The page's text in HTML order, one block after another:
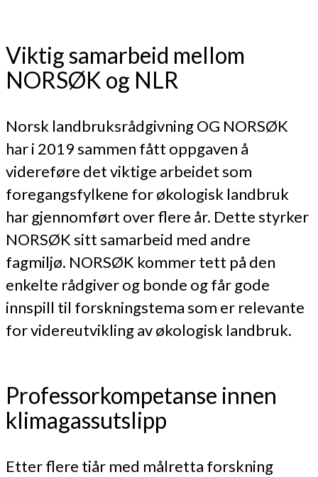
Viktig samarbeid mellom
NORSØK og NLR
Norsk landbruksrådgivning OG NORSØK
har i 2019 sammen fått oppgaven å
videreføre det viktige arbeidet som
foregangsfylkene for økologisk landbruk
har gjennomført over flere år. Dette styrker
NORSØK sitt samarbeid med andre
fagmiljø. NORSØK kommer tett på den
enkelte rådgiver og bonde og får gode
innspill til forskningstema som er relevante
for videreutvikling av økologisk landbruk.
Professorkompetanse innen
klimagassutslipp
Etter flere tiår med målretta forskning